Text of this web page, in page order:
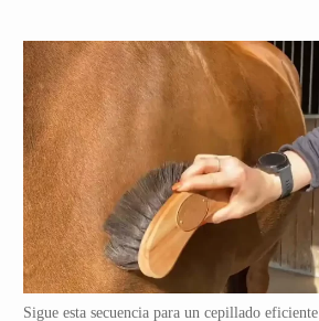
Sigue esta secuencia para un cepillado eficiente